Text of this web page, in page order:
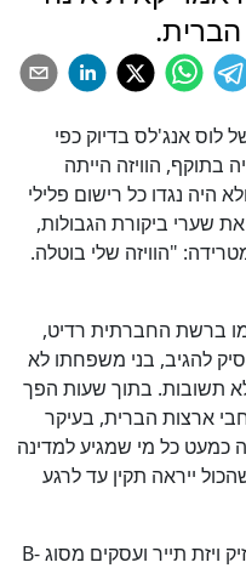
לוס אנג'לס בדיוק כפי
בתוקף, הוויזה הייתה
היה נגדו כל רישום פלילי
שערי ביקורת הגבולות,
"הוויזה שלי בוטלה.
ברשת החברתית רדיט,
להגיב, בני משפחתו לא
תשובות. בתוך שעות הפך
ארצות הברית, בעיקר
כמעט כל מי שמגיע למדינה
ייראה תקין עד לרגע
לפי הפרטים שפורסמו, מדובר במחזיק ויזת תייר ועסקים מסוג B-